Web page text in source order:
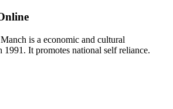
is a economic and cultural
1991. It promotes national self reliance.